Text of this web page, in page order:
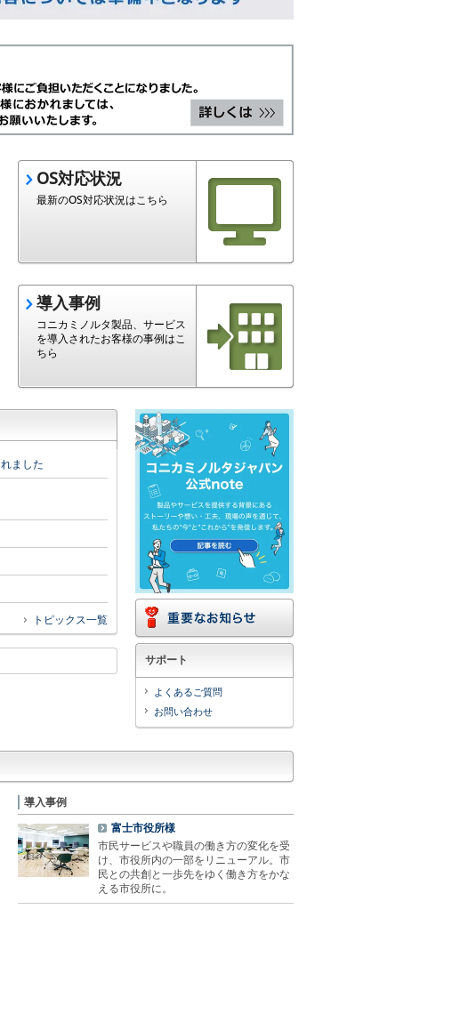
OS対応状況
最新のOS対応状況はこちら
導入事例
コニカミノルタ製品、サービス
を導入されたお客様の事例はこ
ちら
ました
トピックス一覧
サポート
よくあるご質問
お問い合わせ
導入事例
富士市役所様
市民サービスや職員の働き方の変化を受
け、市役所内の一部をリニューアル。市
民との共創と一歩先をゆく働き方をかな
える市役所に。